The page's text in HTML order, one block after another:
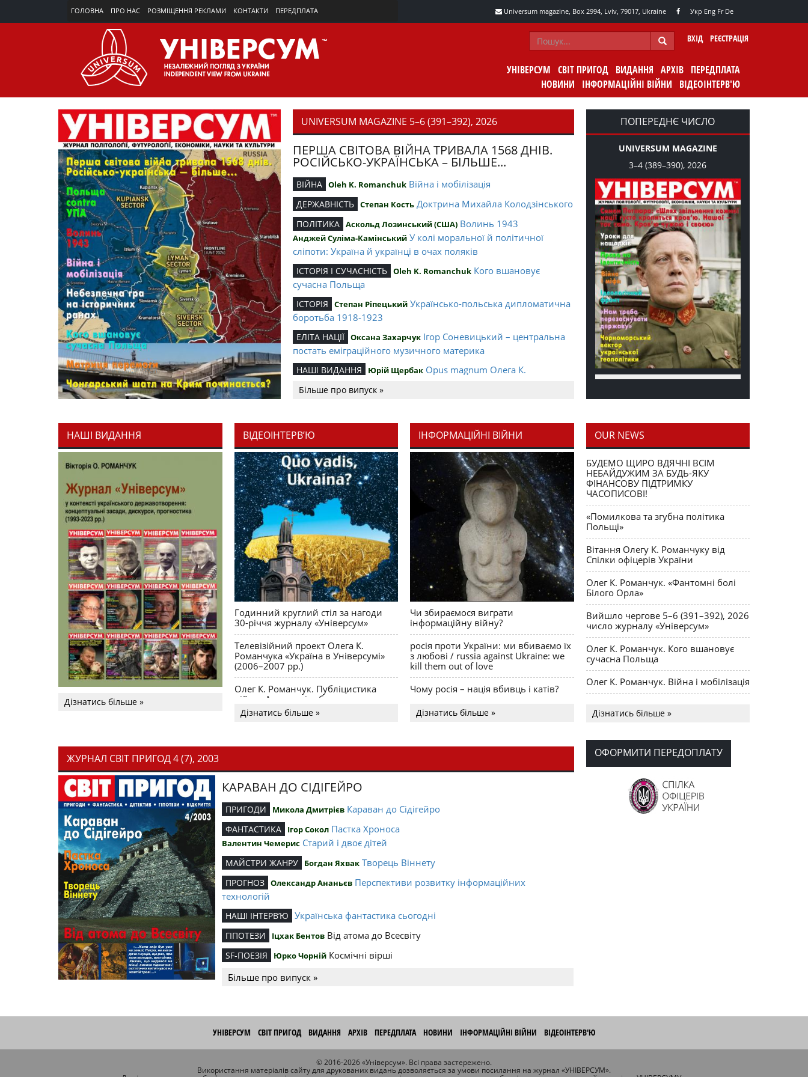
ГОЛОВНА ПРО НАС РОЗМІЩЕННЯ РЕКЛАМИ КОНТАКТИ ПЕРЕДПЛАТА Universum magazine, Box 2994, Lviv, 79017, Ukraine Укр Eng Fr De
ВХІД РЕЄСТРАЦІЯ
УНІВЕРСУМ СВІТ ПРИГОД ВИДАННЯ АРХІВ ПЕРЕДПЛАТА
НОВИНИ
ІНФОРМАЦІЙНІ ВІЙНИ ВІДЕОІНТЕРВ'Ю
UNIVERSUM MAGAZINE 5–6 (391–392), 2026
ПЕРША СВІТОВА ВІЙНА ТРИВАЛА 1568 ДНІВ.
РОСІЙСЬКО-УКРАЇНСЬКА – БІЛЬШЕ...
ВІЙНА Oleh K. Romanchuk Війна і мобілізація
ДЕРЖАВНІСТЬ Степан Кость Доктрина Михайла Колодзінського
ПОЛІТИКА Аскольд Лозинський (США) Волинь 1943
Анджей Суліма-Камінський У колі моральної й політичної
сліпоти: Україна й українці в очах поляків
ІСТОРІЯ І СУЧАСНІСТЬ Oleh K. Romanchuk Кого вшановує
сучасна Польща
ІСТОРІЯ Степан Ріпецький Українсько-польська дипломатична
боротьба 1918-1923
ЕЛІТА НАЦІЇ Оксана Захарчук Ігор Соневицький – центральна
постать еміграційного музичного материка
НАШІ ВИДАННЯ Юрій Щербак Opus magnum Олега К.
Романчука
Editorial
Журавель і синиця як уособлення
української політстратегії й тактики
Більше про випуск »
ПОПЕРЕДНЄ ЧИСЛО
UNIVERSUM MAGAZINE
3–4 (389–390), 2026
НАШІ ВИДАННЯ
Дізнатись більше »
ВІДЕОІНТЕРВ’Ю
Годинний круглий стіл за нагоди
30-річчя журналу «Універсум»
Телевізійний проект Олега К.
Романчука «Україна в Універсумі»
(2006–2007 рр.)
Олег К. Романчук. Публіцистика
війни. Акценти і табу
Дізнатись більше »
ІНФОРМАЦІЙНІ ВІЙНИ
Чи збираємося виграти
інформаційну війну?
росія проти України: ми вбиваємо їх
з любові / russia against Ukraine: we
kill them out of love
Чому росія – нація вбивць і катів?
Дізнатись більше »
OUR NEWS
БУДЕМО ЩИРО ВДЯЧНІ ВСІМ
НЕБАЙДУЖИМ ЗА БУДЬ-ЯКУ
ФІНАНСОВУ ПІДТРИМКУ
ЧАСОПИСОВІ!
«Помилкова та згубна політика
Польщі»
Вітання Олегу К. Романчуку від
Спілки офіцерів України
Олег К. Романчук. «Фантомні болі
Білого Орла»
Вийшло чергове 5–6 (391–392), 2026
число журналу «Універсум»
Олег К. Романчук. Кого вшановує
сучасна Польща
Олег К. Романчук. Війна і мобілізація
долучилися до найбільшої
День Вишиванки в Норт Порті
OPUS MAGNUM Олега К. Романчука
Дізнатись більше »
ЖУРНАЛ СВІТ ПРИГОД 4 (7), 2003
КАРАВАН ДО СІДІГЕЙРО
ПРИГОДИ Микола Дмитрієв Караван до Сідігейро
ФАНТАСТИКА Ігор Сокол Пастка Хроноса
Валентин Чемерис Старий і двоє дітей
МАЙСТРИ ЖАНРУ Богдан Яхвак Творець Віннету
ПРОГНОЗ Олександр Ананьєв Перспективи розвитку інформаційних
технологій
НАШІ ІНТЕРВ’Ю Українська фантастика сьогодні
ГІПОТЕЗИ Іцхак Бентов Від атома до Всесвіту
SF-ПОЕЗІЯ Юрко Чорній Космічні вірші
Більше про випуск »
ОФОРМИТИ ПЕРЕДОПЛАТУ
УНІВЕРСУМ СВІТ ПРИГОД ВИДАННЯ АРХІВ ПЕРЕДПЛАТА НОВИНИ ІНФОРМАЦІЙНІ ВІЙНИ ВІДЕОІНТЕРВ'Ю
© 2016-2026 «Універсум». Всі права застережено.
Використання матеріалів сайту для друкованих видань дозволяється за умови посилання на журнал «УНІВЕРСУМ».